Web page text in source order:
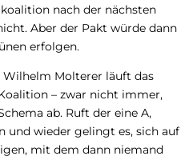
nach der nächsten
Aber der Pakt würde dann
erfolgen.
Wilhelm Molterer läuft das
– zwar nicht immer,
ab. Ruft der eine A,
und wieder gelingt es, sich auf
mit dem dann niemand